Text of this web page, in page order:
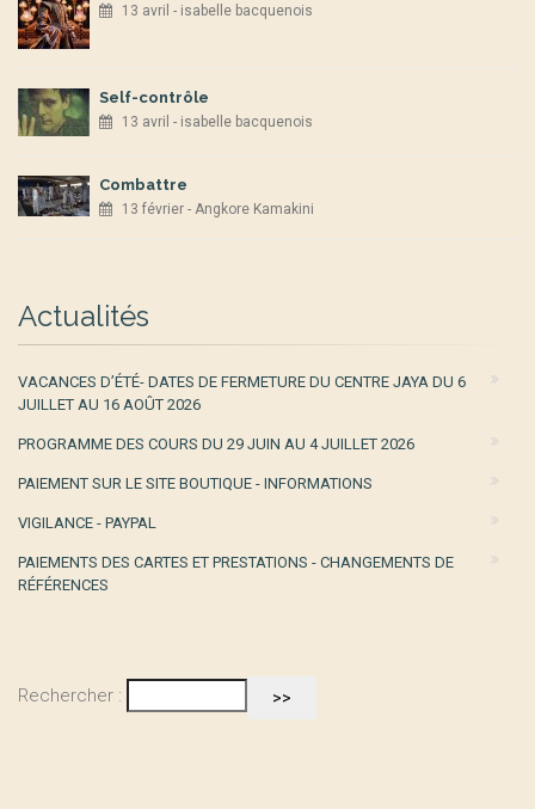
13 avril - isabelle bacquenois
Self-contrôle
13 avril - isabelle bacquenois
Combattre
13 février - Angkore Kamakini
Actualités
VACANCES D’ÉTÉ- DATES DE FERMETURE DU CENTRE JAYA DU 6
JUILLET AU 16 AOÛT 2026
PROGRAMME DES COURS DU 29 JUIN AU 4 JUILLET 2026
PAIEMENT SUR LE SITE BOUTIQUE - INFORMATIONS
VIGILANCE - PAYPAL
PAIEMENTS DES CARTES ET PRESTATIONS - CHANGEMENTS DE
RÉFÉRENCES
Rechercher :